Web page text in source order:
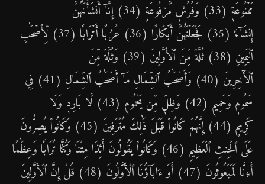
مَمۡنُوعَةٖ (33) وَفُرُشٖ مَّرۡفُوعَةٍ (34) إِنَّآ أَنشَأۡنَٰهُنَّ
إِنشَآءٗ (35) فَجَعَلۡنَٰهُنَّ أَبۡكَارًا (36) عُرُبًا أَتۡرَابٗا (37) لِّأَصۡحَٰبِ
ٱلۡيَمِينِ (38) ثُلَّةٞ مِّنَ ٱلۡأَوَّلِينَ (39) وَثُلَّةٞ مِّنَ
ٱلۡأٓخِرِينَ (40) وَأَصۡحَٰبُ ٱلشِّمَالِ مَآ أَصۡحَٰبُ ٱلشِّمَالِ (41) فِي
سَمُومٖ وَحَمِيمٖ (42) وَظِلّٖ مِّن يَحۡمُومٖ (43) لَّا بَارِدٖ وَلَا
كَرِيمٍ (44) إِنَّهُمۡ كَانُواْ قَبۡلَ ذَٰلِكَ مُتۡرَفِينَ (45) وَكَانُواْ يُصِرُّونَ
عَلَى ٱلۡحِنثِ ٱلۡعَظِيمِ (46) وَكَانُواْ يَقُولُونَ أَئِذَا مِتۡنَا وَكُنَّا تُرَابٗا وَعِظَٰمًا
أَءِنَّا لَمَبۡعُوثُونَ (47) أَوَ ءَابَآؤُنَا ٱلۡأَوَّلُونَ (48) قُلۡ إِنَّ ٱلۡأَوَّلِينَ